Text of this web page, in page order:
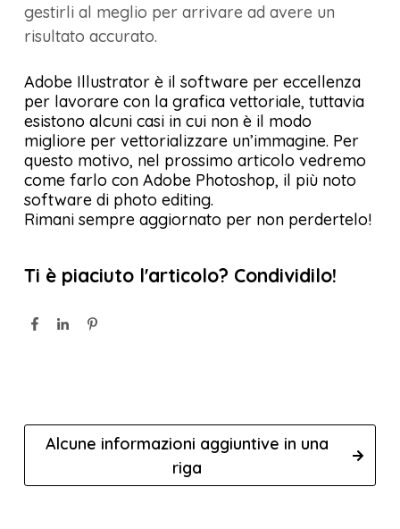
gestirli al meglio per arrivare ad avere un
risultato accurato.
Adobe Illustrator è il software per eccellenza
per lavorare con la grafica vettoriale, tuttavia
esistono alcuni casi in cui non è il modo
migliore per vettorializzare un’immagine. Per
questo motivo, nel prossimo articolo vedremo
come farlo con Adobe Photoshop, il più noto
software di photo editing.
Rimani sempre aggiornato per non perdertelo!
Ti è piaciuto l'articolo? Condividilo!
Alcune informazioni aggiuntive in una
riga